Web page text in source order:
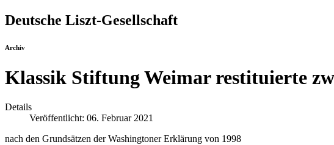
Deutsche Liszt-Gesellschaft
Archiv
Klassik Stiftung Weimar restituierte
Details
Veröffentlicht: 06. Februar 2021
nach den Grundsätzen der Washingtoner Erklärung von 1998